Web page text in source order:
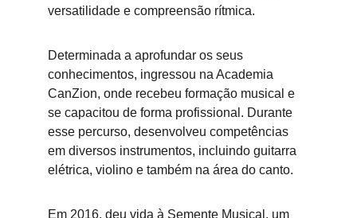
versatilidade e compreensão rítmica.
Determinada a aprofundar os seus
conhecimentos, ingressou na Academia
CanZion, onde recebeu formação musical e
se capacitou de forma profissional. Durante
esse percurso, desenvolveu competências
em diversos instrumentos, incluindo guitarra
elétrica, violino e também na área do canto.
Em 2016, deu vida à Semente Musical, um